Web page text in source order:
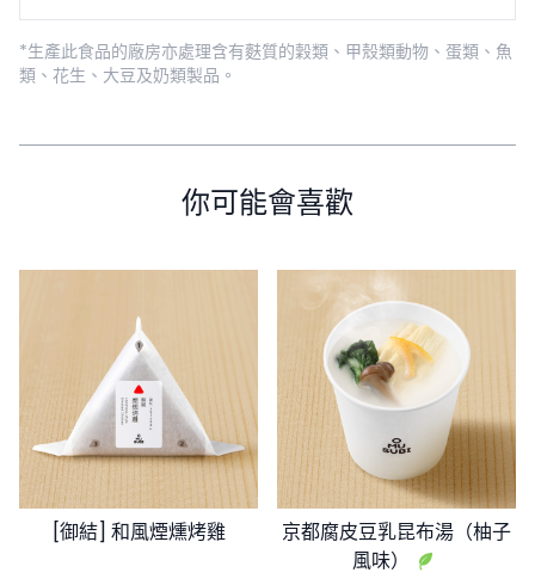
*生產此食品的廠房亦處理含有麩質的穀類、甲殼類動物、蛋類、魚
類、花生、大豆及奶類製品。
你可能會喜歡
[御結] 和風煙燻烤雞
京都腐皮豆乳昆布湯（柚子
風味）